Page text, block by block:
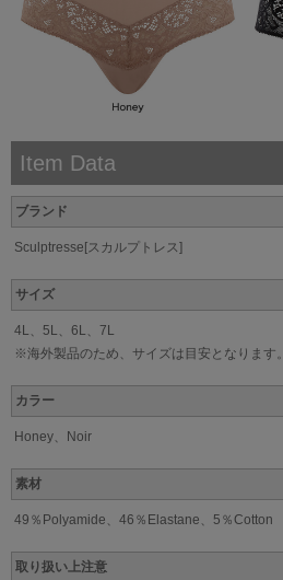
Item Data
ブランド
Sculptresse[スカルプトレス]
サイズ
4L、5L、6L、7L
※海外製品のため、サイズは目安となります。
カラー
Honey、Noir
素材
49％Polyamide、46％Elastane、5％Cotton
取り扱い上注意